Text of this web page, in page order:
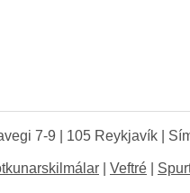
7-9 | 105 Reykjavík |
Veftré